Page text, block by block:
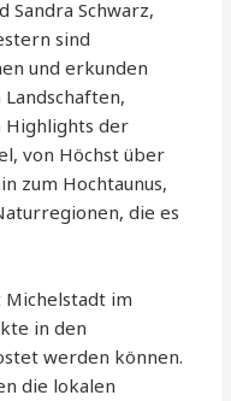
Sandra Schwarz,
sind
und erkunden
Highlights der
von Höchst über
zum Hochtaunus,
die es
Michelstadt im
in den
werden können.
die lokalen